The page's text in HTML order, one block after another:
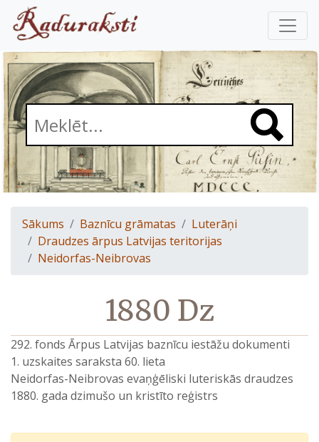
Sākums Baznīcu grāmatas
Luterāņi
Draudzes ārpus Latvijas teritorijas
Neidorfas-Neibrovas
1880 Dz
292. fonds Ārpus Latvijas baznīcu iestāžu dokumenti
1. uzskaites saraksta 60. lieta
Neidorfas-Neibrovas evaņģēliski luteriskās draudzes
1880. gada dzimušo un kristīto reģistrs